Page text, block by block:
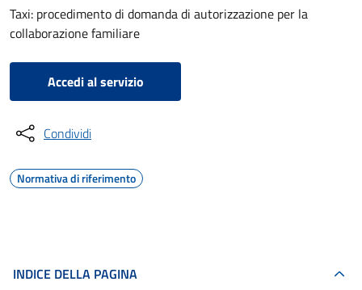
Taxi: procedimento di domanda di autorizzazione per la
collaborazione familiare
Accedi al servizio
Condividi
Normativa di riferimento
INDICE DELLA PAGINA